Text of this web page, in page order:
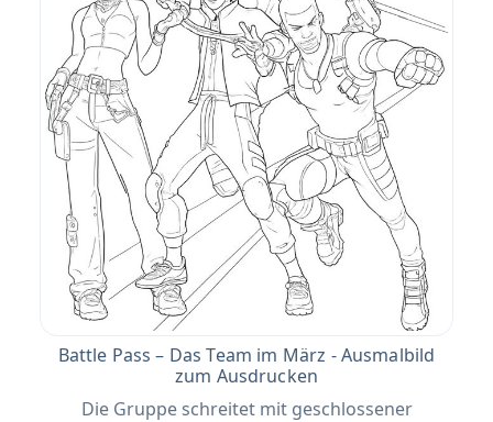
Battle Pass – Das Team im März - Ausmalbild
zum Ausdrucken
Die Gruppe schreitet mit geschlossener